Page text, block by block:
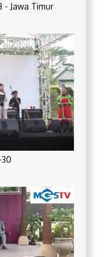
- Jawa Timur